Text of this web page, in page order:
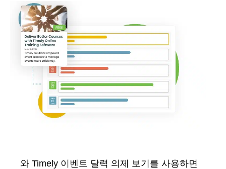
와 Timely 이벤트 달력 의제 보기를 사용하면